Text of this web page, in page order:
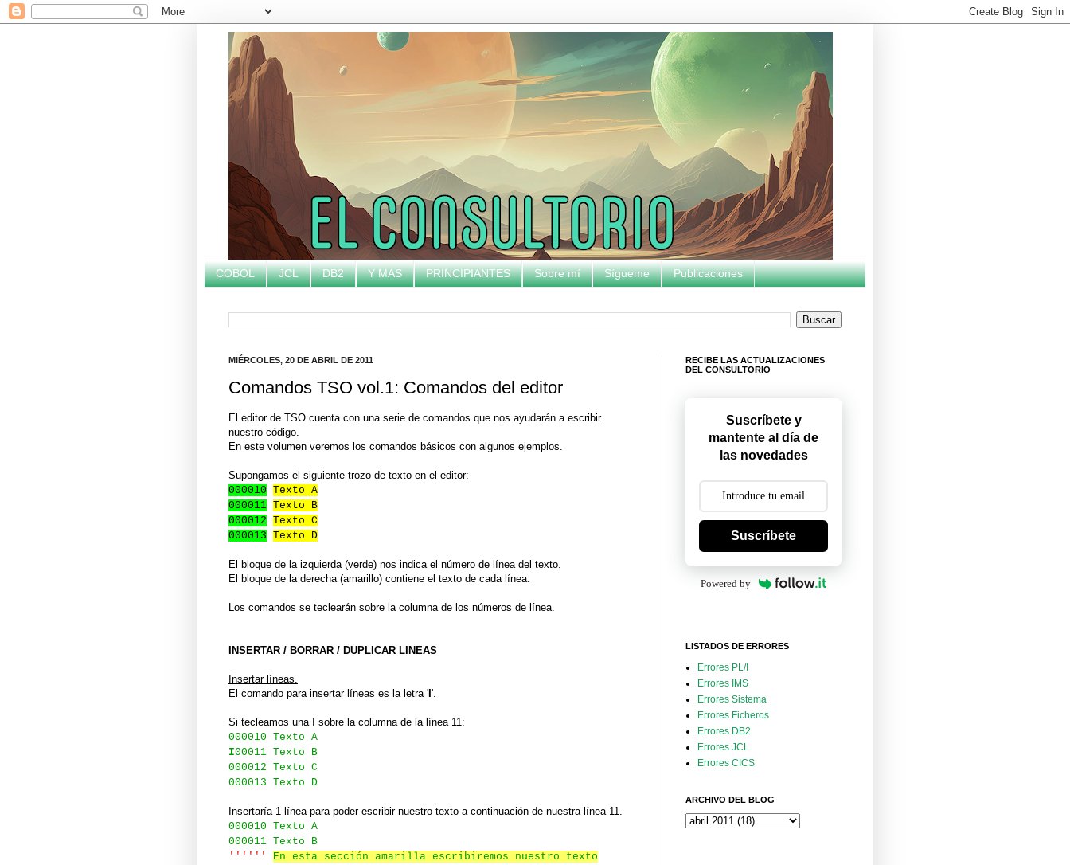
COBOL JCL DB2 Y MAS PRINCIPIANTES Sobre mí Sígueme Publicaciones
MIÉRCOLES, 20 DE ABRIL DE 2011
Comandos TSO vol.1: Comandos del editor
El editor de TSO cuenta con una serie de comandos que nos ayudarán a escribir
nuestro código.
En este volumen veremos los comandos básicos con algunos ejemplos.
Supongamos el siguiente trozo de texto en el editor:
000010 Texto A
000011 Texto B
000012 Texto C
000013 Texto D
El bloque de la izquierda (verde) nos indica el número de línea del texto.
El bloque de la derecha (amarillo) contiene el texto de cada línea.
Los comandos se teclearán sobre la columna de los números de línea.
INSERTAR / BORRAR / DUPLICAR LINEAS
Insertar líneas.
El comando para insertar líneas es la letra ' '.
Si tecleamos una I sobre la columna de la línea 11:
000010 Texto A
I00011 Texto B
000012 Texto C
000013 Texto D
Insertaría 1 línea para poder escribir nuestro texto a continuación de nuestra línea 11.
000010 Texto A
000011 Texto B
''''''
En esta sección amarilla escribiremos nuestro texto
RECIBE LAS ACTUALIZACIONES
DEL CONSULTORIO
Suscríbete y
mantente al día de
las novedades
Suscríbete
Powered by
LISTADOS DE ERRORES
Errores PL/I
Errores IMS
Errores Sistema
Errores Ficheros
Errores DB2
Errores JCL
Errores CICS
ARCHIVO DEL BLOG